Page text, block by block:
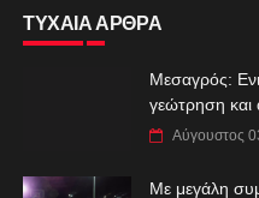
ΤΥΧΑΙΑ ΑΡΘΡΑ
Μεσαγρός:
γεώτρηση και
Αύγουστος
Με μεγάλη